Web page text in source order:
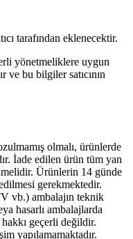
tarafından eklenecektir.
yönetmeliklere uygun
ve bu bilgiler satıcının
olmalı, ürünlerde
İade edilen ürün tüm yan
Ürünlerin 14 günde
gerekmektedir.
vb.) ambalajın teknik
hasarlı ambalajlarda
geçerli değildir.
yapılamamaktadır.